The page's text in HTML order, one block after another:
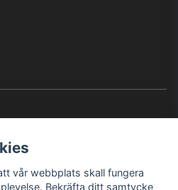
Facebook YouTube
vår webbplats skall fungera
Bekräfta ditt samtycke